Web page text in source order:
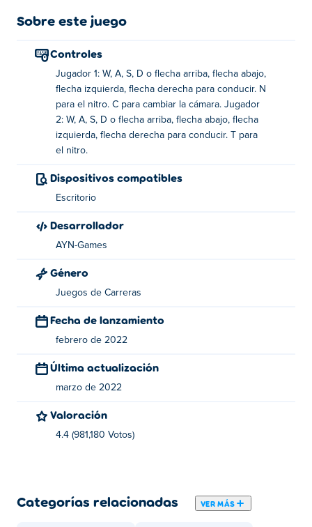
máscaras, actualizaciones y autos nuevos. Juega Free
secreto aún más genial. También hay otros modos de
juego desafiantes como Career, Hot Chase y Battle
Arena. ¿Puedes demostrar tu necesidad de velocidad y
ser el mejor corredor en esta ciudad cibernética?
¿Cómo jugar Cyber Cars Punk Racing?
Conducir - WASD o teclas de flecha
Nitro - N
Cambiar cámara - C
Jugador 2:
Nitro-T
Cyber Cars Punk Racing fue creado por AYN Games.
Este es su primer juego en Poki!
Sobre este juego
Controles
Jugador 1: W, A, S, D o flecha arriba, flecha abajo,
flecha izquierda, flecha derecha para conducir. N
para el nitro. C para cambiar la cámara. Jugador
2: W, A, S, D o flecha arriba, flecha abajo, flecha
izquierda, flecha derecha para conducir. T para
el nitro.
Dispositivos compatibles
Escritorio
Desarrollador
AYN-Games
Género
Juegos de Carreras
Fecha de lanzamiento
febrero de 2022
Última actualización
marzo de 2022
Valoración
4.4 (981,180 Votos)
Categorías relacionadas VER MÁS